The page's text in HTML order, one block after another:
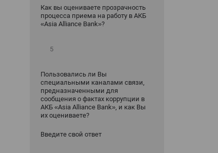
Как вы оцениваете прозрачность
процесса приема на работу в АКБ
«Asia Alliance Bank»?
Пользовались ли Вы
специальными каналами связи,
предназначенными для
сообщения о фактах коррупции в
АКБ «Asia Alliance Bank», и как Вы
их оцениваете?
Введите свой ответ